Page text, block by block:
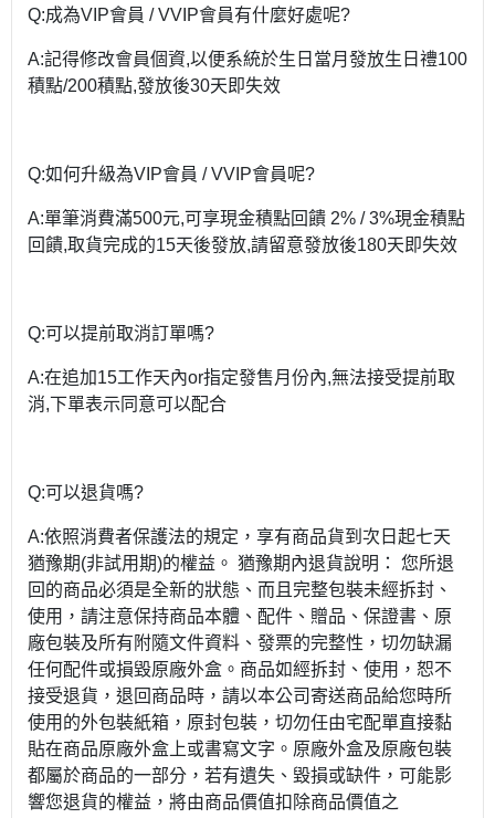
Q:成為VIP會員 / VVIP會員有什麼好處呢?
A:記得修改會員個資,以便系統於生日當月發放生日禮100
積點/200積點,發放後30天即失效
Q:如何升級為VIP會員 / VVIP會員呢?
A:單筆消費滿500元,可享現金積點回饋 2% / 3%現金積點
回饋,取貨完成的15天後發放,請留意發放後180天即失效
Q:可以提前取消訂單嗎?
A:在追加15工作天內or指定發售月份內,無法接受提前取
消,下單表示同意可以配合
Q:可以退貨嗎?
A:依照消費者保護法的規定，享有商品貨到次日起七天
猶豫期(非試用期)的權益。 猶豫期內退貨說明： 您所退
回的商品必須是全新的狀態、而且完整包裝未經拆封、
使用，請注意保持商品本體、配件、贈品、保證書、原
廠包裝及所有附隨文件資料、發票的完整性，切勿缺漏
任何配件或損毀原廠外盒。商品如經拆封、使用，恕不
接受退貨，退回商品時，請以本公司寄送商品給您時所
使用的外包裝紙箱，原封包裝，切勿任由宅配單直接黏
貼在商品原廠外盒上或書寫文字。原廠外盒及原廠包裝
都屬於商品的一部分，若有遺失、毀損或缺件，可能影
響您退貨的權益，將由商品價值扣除商品價值之